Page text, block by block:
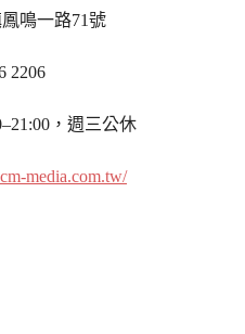
鳴一路71號
2206
，週三公休
media.com.tw/